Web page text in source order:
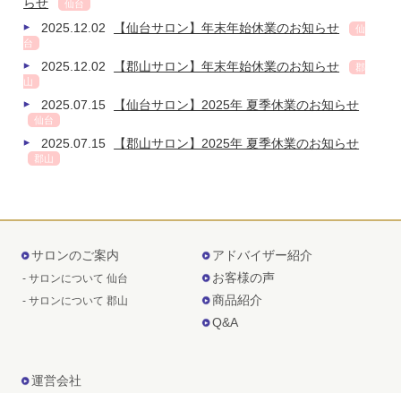
仙台
2025.12.02 【仙台サロン】年末年始休業のお知らせ
仙
台
2025.12.02 【郡山サロン】年末年始休業のお知らせ
郡
山
2025.07.15 【仙台サロン】2025年 夏季休業のお知らせ
仙台
2025.07.15 【郡山サロン】2025年 夏季休業のお知らせ
郡山
サロンのご案内
- サロンについて 仙台
- サロンについて 郡山
アドバイザー紹介
お客様の声
商品紹介
Q&A
運営会社